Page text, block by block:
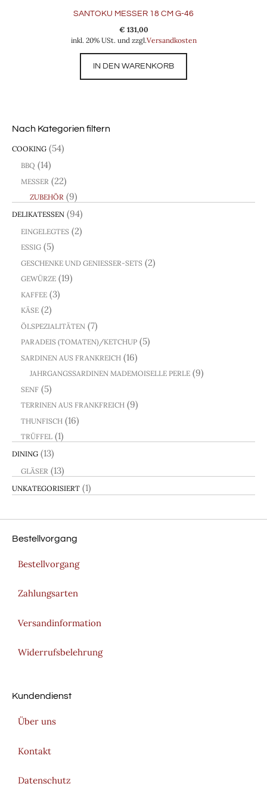
SANTOKU MESSER 18 CM G-46
€ 131,00
inkl. 20% USt. und zzgl.Versandkosten
IN DEN WARENKORB
Nach Kategorien filtern
COOKING (54)
BBQ (14)
MESSER (22)
ZUBEHÖR (9)
DELIKATESSEN (94)
EINGELEGTES (2)
ESSIG (5)
GESCHENKE UND GENIESSER-SETS (2)
GEWÜRZE (19)
KAFFEE (3)
KÄSE (2)
ÖLSPEZIALITÄTEN (7)
PARADEIS (TOMATEN)/KETCHUP (5)
SARDINEN AUS FRANKREICH (16)
JAHRGANGSSARDINEN MADEMOISELLE PERLE (9)
SENF (5)
TERRINEN AUS FRANKFREICH (9)
THUNFISCH (16)
TRÜFFEL (1)
DINING (13)
GLÄSER (13)
UNKATEGORISIERT (1)
Bestellvorgang
Bestellvorgang
Zahlungsarten
Versandinformation
Widerrufsbelehrung
Kundendienst
Über uns
Kontakt
Datenschutz